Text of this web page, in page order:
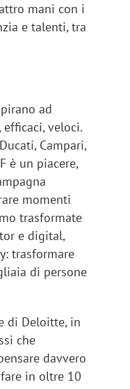
mani con i
e talenti, tra
ad
veloci.
Campari,
è un piacere,
momenti
trasformate
e digital,
trasformare
di persone
di Deloitte, in
che
davvero
in oltre 10